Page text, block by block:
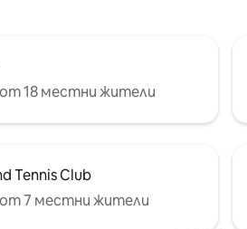
18 местни жители
Tennis Club
7 местни жители